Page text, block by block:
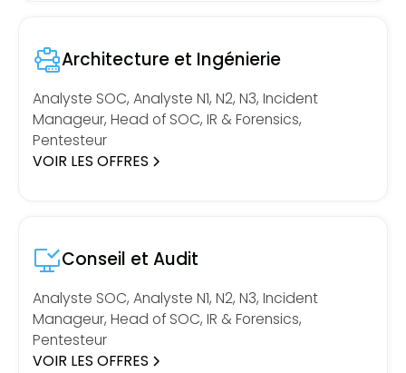
Architecture et Ingénierie
Analyste SOC, Analyste N1, N2, N3, Incident
Manageur, Head of SOC, IR & Forensics,
Pentesteur
VOIR LES OFFRES
Conseil et Audit
Analyste SOC, Analyste N1, N2, N3, Incident
Manageur, Head of SOC, IR & Forensics,
Pentesteur
VOIR LES OFFRES